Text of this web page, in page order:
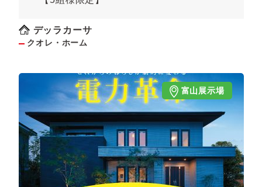
デッラカーサ
クオレ・ホーム
富山展示場